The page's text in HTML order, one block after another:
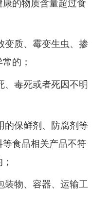
的物质含量超过食
变质、霉变生虫、掺
的；
、毒死或者死因不明
的保鲜剂、防腐剂等
食品相关产品不符
装物、容器、运输工